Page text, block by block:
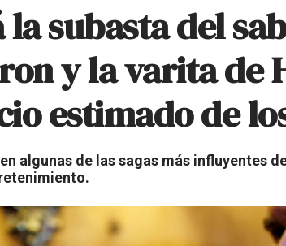
subasta del
y la varita de
estimado de
algunas de las sagas más influyentes